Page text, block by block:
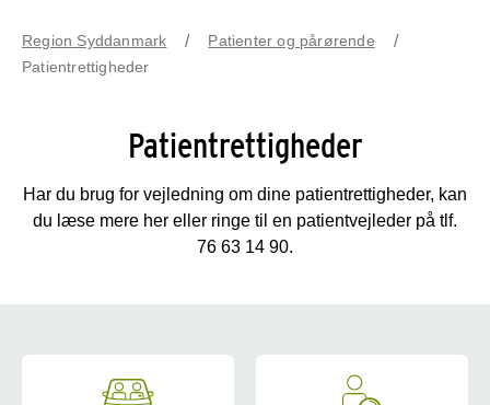
Region Syddanmark
Patienter og pårørende
Patientrettigheder
Patientrettigheder
Har du brug for vejledning om dine patientrettigheder, kan
du læse mere her eller ringe til en patientvejleder på tlf.
76 63 14 90.